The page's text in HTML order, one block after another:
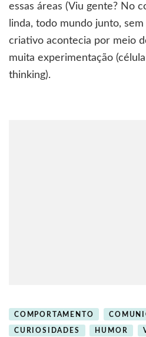
essas áreas (Viu gente? No
linda, todo mundo junto,
criativo acontecia por meio
muita experimentação
thinking).
COMPORTAMENTO
CURIOSIDADES HUMOR